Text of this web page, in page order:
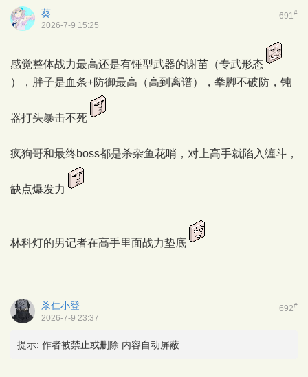
691#
葵
2026-7-9 15:25
感觉整体战力最高还是有锤型武器的谢苗（专武形态
），胖子是血条+防御最高（高到离谱），拳脚不破防，钝
器打头暴击不死
疯狗哥和最终boss都是杀杂鱼花哨，对上高手就陷入缠斗，
缺点爆发力
林科灯的男记者在高手里面战力垫底
692#
杀仁小登
2026-7-9 23:37
提示: 作者被禁止或删除 内容自动屏蔽